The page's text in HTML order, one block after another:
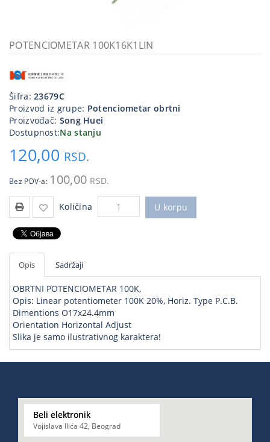
priključci
tehnika
Poslovna
oprema,računari
program
POTENCIOMETAR 100K16K1LIN
Šifra:23679C
Proizvod iz grupe: Potenciometar obrtni
Proizvođač: Song Huei
Dostupnost:Na stanju
120,00 RSD.
Bez PDV-a: 100,00 RSD.
Količina U korpu
Opis Sadržaji
OBRTNI POTENCIOMETAR 100K,
Opis: Linear potentiometer 100K 20%, Horiz. Type P.C.B.
Dimentions O17x24.4mm
Orientation Horizontal Adjust
Slika je samo ilustrativnog karaktera!
Beli elektronik
Vojislava Ilića 42, Beograd